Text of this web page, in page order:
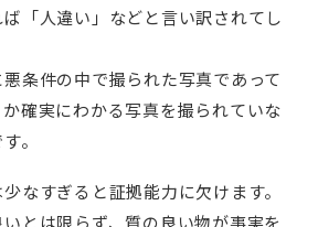
「人違い」などと言い訳されてし
条件の中で撮られた写真であって
確実にわかる写真を撮られていな
。
なすぎると証拠能力に欠けます。